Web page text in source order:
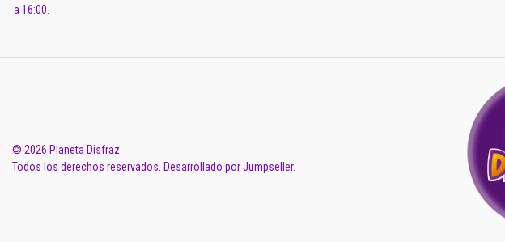
a 16:00.
© 2026 Planeta Disfraz.
Todos los derechos reservados. Desarrollado por Jumpseller.